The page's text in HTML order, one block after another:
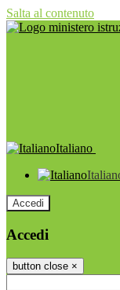
Salta al contenuto
Italiano
Accedi
Accedi
button close ×